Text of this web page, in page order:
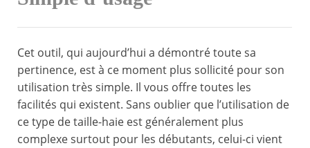
Cet outil, qui aujourd’hui a démontré toute sa
pertinence, est à ce moment plus sollicité pour son
utilisation très simple. Il vous offre toutes les
facilités qui existent. Sans oublier que l’utilisation de
ce type de taille-haie est généralement plus
complexe surtout pour les débutants, celui-ci vient